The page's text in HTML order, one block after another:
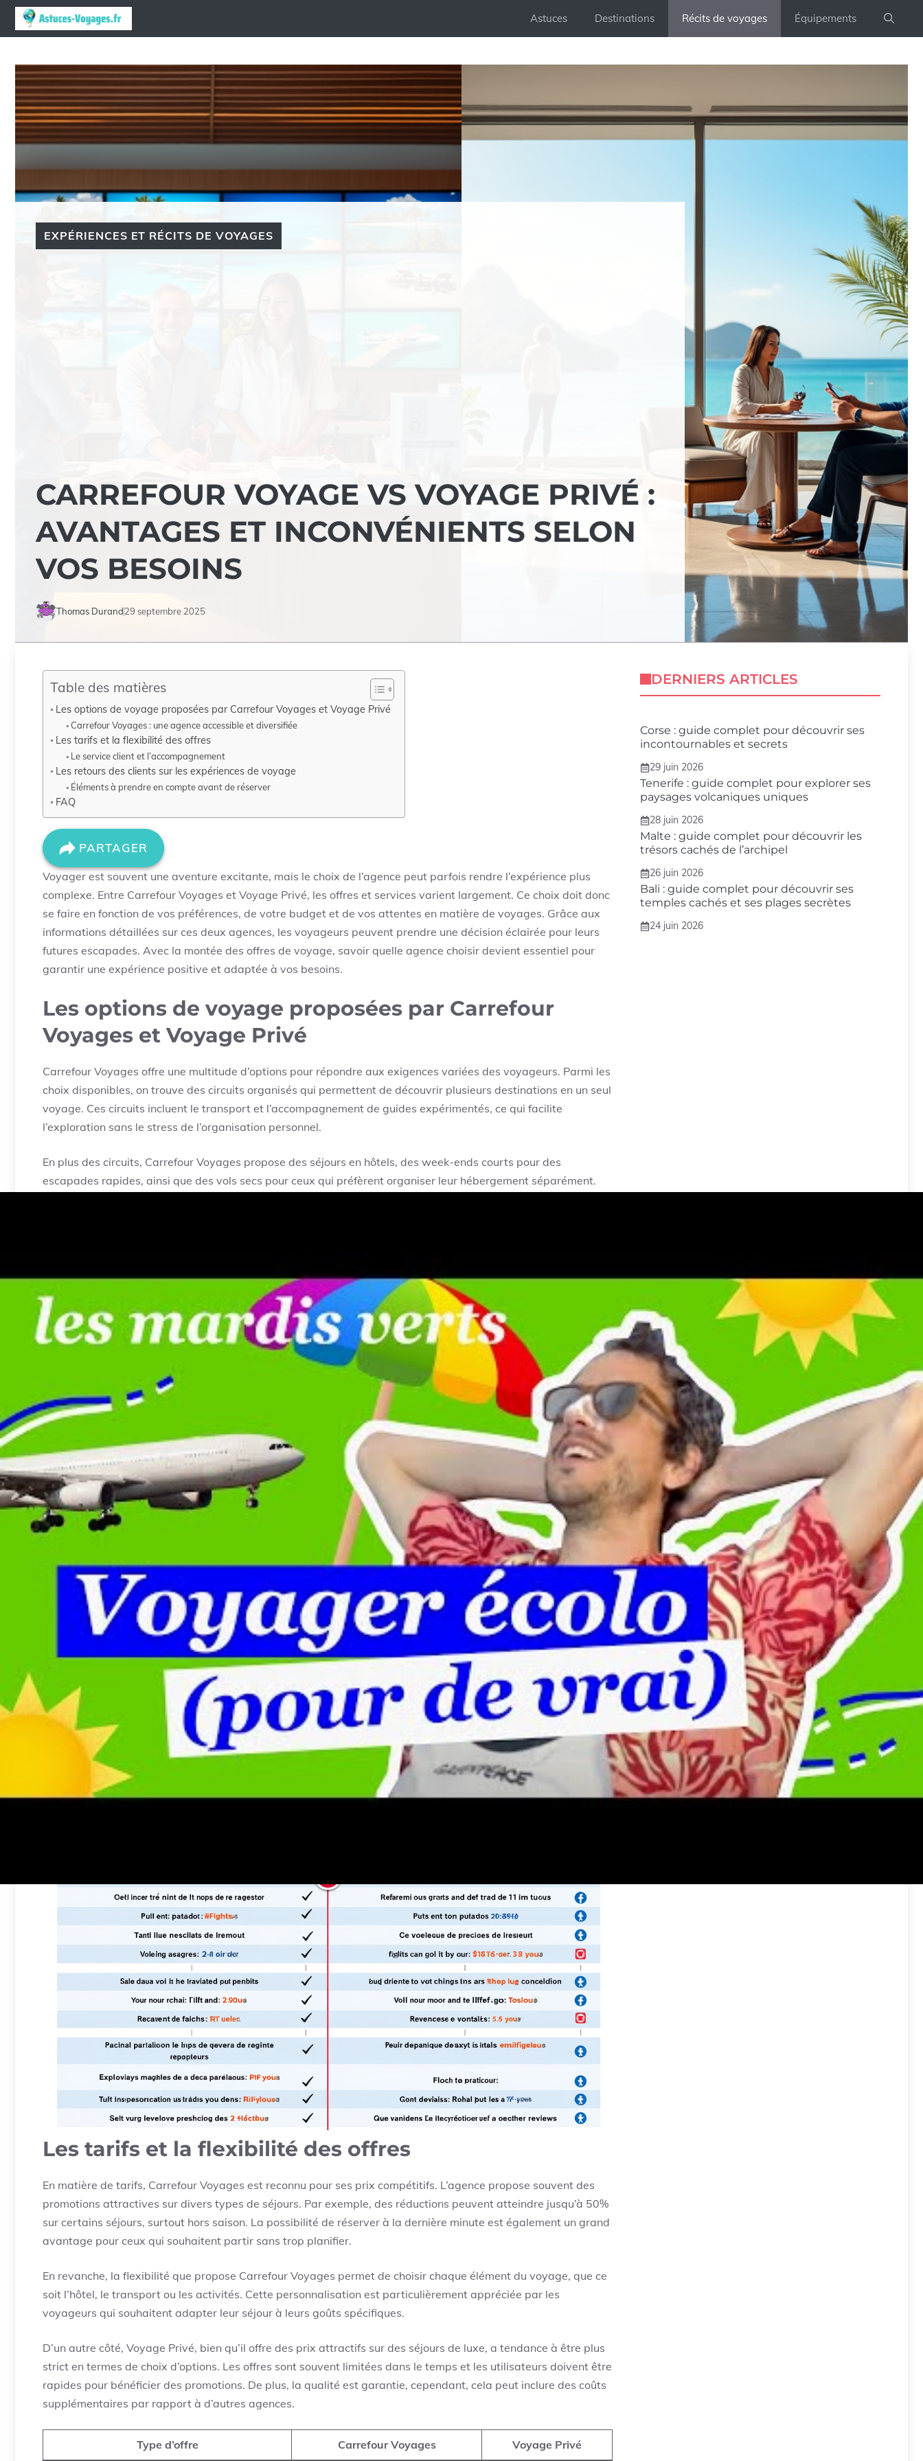
Aller
Astuces Destinations Récits de voyages Équipements
EXPÉRIENCES ET RÉCITS DE VOYAGES
CARREFOUR VOYAGE VS VOYAGE PRIVÉ :
AVANTAGES ET INCONVÉNIENTS SELON
VOS BESOINS
Thomas Durand29 septembre 2025
Table des matières
Les options de voyage proposées par Carrefour Voyages et Voyage Privé
Carrefour Voyages : une agence accessible et diversifiée
Les tarifs et la flexibilité des offres
Le service client et l’accompagnement
Les retours des clients sur les expériences de voyage
Éléments à prendre en compte avant de réserver
FAQ
PARTAGER
Voyager est souvent une aventure excitante, mais le choix de l’agence peut parfois rendre l’expérience plus
complexe. Entre Carrefour Voyages et Voyage Privé, les offres et services varient largement. Ce choix doit donc
se faire en fonction de vos préférences, de votre budget et de vos attentes en matière de voyages. Grâce aux
informations détaillées sur ces deux agences, les voyageurs peuvent prendre une décision éclairée pour leurs
futures escapades. Avec la montée des offres de voyage, savoir quelle agence choisir devient essentiel pour
garantir une expérience positive et adaptée à vos besoins.
Les options de voyage proposées par Carrefour
Voyages et Voyage Privé
Carrefour Voyages offre une multitude d’options pour répondre aux exigences variées des voyageurs. Parmi les
choix disponibles, on trouve des circuits organisés qui permettent de découvrir plusieurs destinations en un seul
voyage. Ces circuits incluent le transport et l’accompagnement de guides expérimentés, ce qui facilite
l’exploration sans le stress de l’organisation personnel.
En plus des circuits, Carrefour Voyages propose des séjours en hôtels, des week-ends courts pour des
escapades rapides, ainsi que des vols secs pour ceux qui préfèrent organiser leur hébergement séparément.
incluent à la fois l’hébergement et des activités. Le modèle d’adhésion de Voyage Privé permet également
d’accéder à des prix compétitifs, en particulier pour des vacances plus luxueuses.
Voici un tableau qui résume les principaux choix disponibles :
Type d’offre Carrefour Voyages Voyage Privé
Circuits organisés
Séjours en hôtels Oui Oui
Promotions exclusives Oui
Options de luxe
Carrefour Voyages : une agence accessible et diversifiée
Les atouts majeurs de Carrefour Voyages résident dans sa vaste gamme de formules adaptées à un large
public. Vous pourrez débuter vos recherches dès leur siteici . En choisissant cette agence, vous bénéficierez de
conseils personnalisés en agence physique ou via leur plateforme en ligne.
Les séjours proposés sont conçus pour satisfaire une large variété de clients, que ce soit ceux souhaitant partir
en famille, entre amis ou pour une escapade romantique. La diversité des options de voyage permet à chacun
de trouver ce qui lui convient le mieux.
À l’opposé, Voyage Privé cible principalement une clientèle à la recherche d’expériences luxueuses. Les
vacances proposée ici sont souvent synonymes de raffinement et de services haut de gamme. Les clients
peuvent bénéficier de tarifs réduits sur des hôtels de luxe, mais souvent, le choix est plus restreint en matière
de types de voyages proposés.
Les tarifs et la flexibilité des offres
En matière de tarifs, Carrefour Voyages est reconnu pour ses prix compétitifs. L’agence propose souvent des
promotions attractives sur divers types de séjours. Par exemple, des réductions peuvent atteindre jusqu’à 50%
sur certains séjours, surtout hors saison. La possibilité de réserver à la dernière minute est également un grand
avantage pour ceux qui souhaitent partir sans trop planifier.
En revanche, la flexibilité que propose Carrefour Voyages permet de choisir chaque élément du voyage, que ce
soit l’hôtel, le transport ou les activités. Cette personnalisation est particulièrement appréciée par les
voyageurs qui souhaitent adapter leur séjour à leurs goûts spécifiques.
D’un autre côté, Voyage Privé, bien qu’il offre des prix attractifs sur des séjours de luxe, a tendance à être plus
strict en termes de choix d’options. Les offres sont souvent limitées dans le temps et les utilisateurs doivent être
rapides pour bénéficier des promotions. De plus, la qualité est garantie, cependant, cela peut inclure des coûts
supplémentaires par rapport à d’autres agences.
Type d’offre Carrefour Voyages Voyage Privé
DERNIERS ARTICLES
Corse : guide complet pour découvrir ses
incontournables et secrets
29 juin 2026
Tenerife : guide complet pour explorer ses
paysages volcaniques uniques
28 juin 2026
Malte : guide complet pour découvrir les
trésors cachés de l’archipel
26 juin 2026
Bali : guide complet pour découvrir ses
temples cachés et ses plages secrètes
24 juin 2026